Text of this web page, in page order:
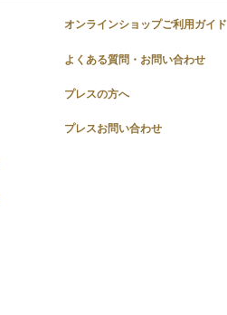
オンラインショップご利用ガイド
よくある質問・お問い合わせ
プレスの方へ
プレスお問い合わせ